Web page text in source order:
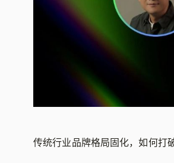
传统行业品牌格局固化，如何打